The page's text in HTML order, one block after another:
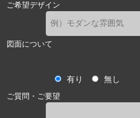
ご希望デザイン
図面について
有り
無し
ご質問・ご要望